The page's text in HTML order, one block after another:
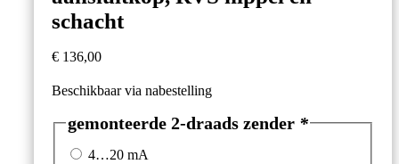
schacht
€ 136,00
Beschikbaar via nabestelling
gemonteerde 2-draads zender *
4…20 mA